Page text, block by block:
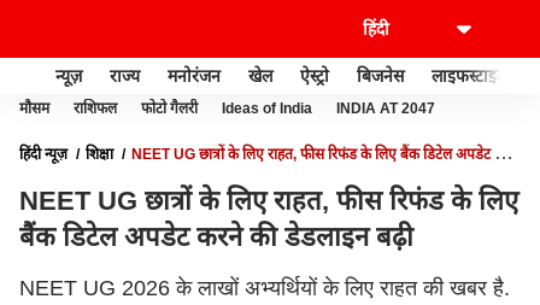
न्यूज़ राज्य मनोरंजन खेल ऐस्ट्रो बिजनेस लाइफस्टाइल
मौसम राशिफल फोटो गैलरी Ideas of India INDIA AT 2047
हिंदी न्यूज़ शिक्षा
NEET UG छात्रों के लिए राहत, फीस रिफंड के लिए बैंक डिटेल अपडेट करने
NEET UG छात्रों के लिए राहत, फीस रिफंड के लिए
बैंक डिटेल अपडेट करने की डेडलाइन बढ़ी
NEET UG 2026 के लाखों अभ्यर्थियों के लिए राहत की खबर है.